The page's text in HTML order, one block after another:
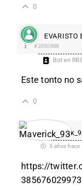
0
EVARISTO
#2050888
Bot en
Este tonto no
0
5 años hace
https://